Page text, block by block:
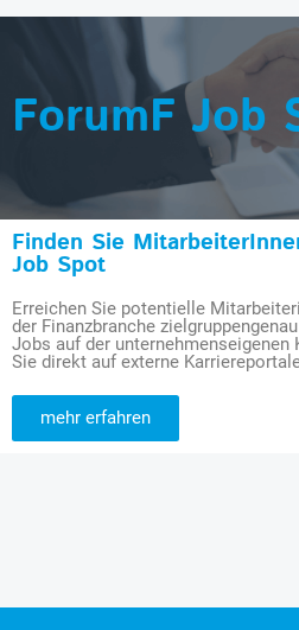
ForumF Job
Finden Sie
Job Spot
Erreichen Sie potentielle
der Finanzbranche
Jobs auf der unternehmenseigenen
Sie direkt auf externe
mehr erfahren